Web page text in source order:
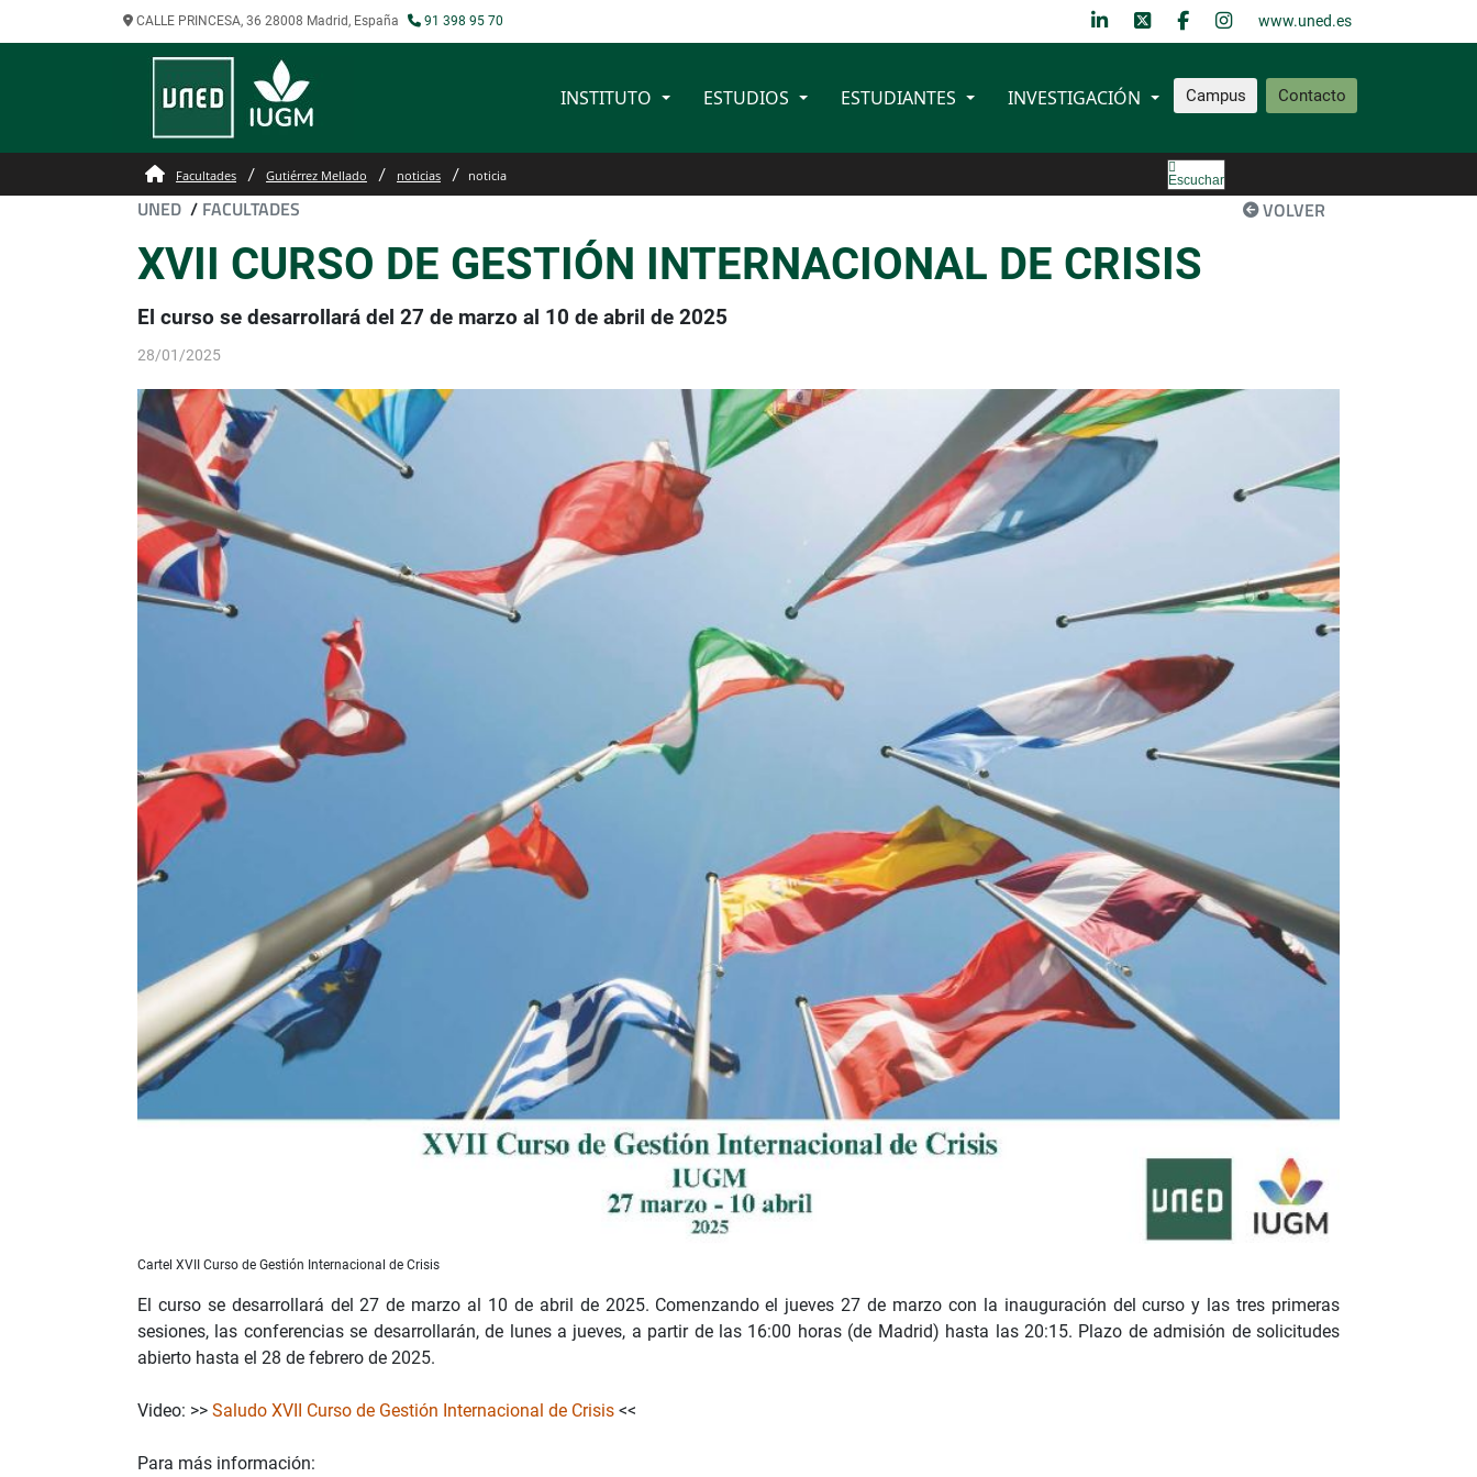
CALLE PRINCESA, 36 28008 Madrid, España 91 398 95 70 www.uned.es
Campus Contacto
INSTITUTO ESTUDIOS ESTUDIANTES INVESTIGACIÓN
Facultades Gutiérrez Mellado noticias noticia Escuchar
UNED / FACULTADES VOLVER
XVII CURSO DE GESTIÓN INTERNACIONAL DE CRISIS
El curso se desarrollará del 27 de marzo al 10 de abril de 2025
28/01/2025
Cartel XVII Curso de Gestión Internacional de Crisis
El curso se desarrollará del 27 de marzo al 10 de abril de 2025. Comenzando el jueves 27 de marzo con la inauguración del curso y las tres primeras
sesiones, las conferencias se desarrollarán, de lunes a jueves, a partir de las 16:00 horas (de Madrid) hasta las 20:15. Plazo de admisión de solicitudes
abierto hasta el 28 de febrero de 2025.
Video: >> Saludo XVII Curso de Gestión Internacional de Crisis <<
Para más información: